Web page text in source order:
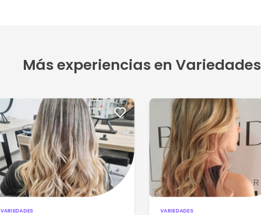
Más experiencias en Variedades
VARIEDADES VARIEDADES